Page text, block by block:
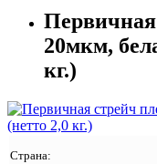
20мкм,
кг.)
Страна: